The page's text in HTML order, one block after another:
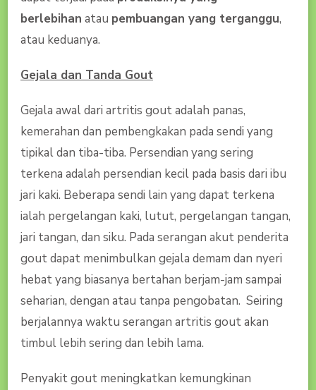
berlebihan atau pembuangan yang terganggu,
atau keduanya.
Gejala dan Tanda Gout
Gejala awal dari artritis gout adalah panas,
kemerahan dan pembengkakan pada sendi yang
tipikal dan tiba-tiba. Persendian yang sering
terkena adalah persendian kecil pada basis dari ibu
jari kaki. Beberapa sendi lain yang dapat terkena
ialah pergelangan kaki, lutut, pergelangan tangan,
jari tangan, dan siku. Pada serangan akut penderita
gout dapat menimbulkan gejala demam dan nyeri
hebat yang biasanya bertahan berjam-jam sampai
seharian, dengan atau tanpa pengobatan. Seiring
berjalannya waktu serangan artritis gout akan
timbul lebih sering dan lebih lama.
Penyakit gout meningkatkan kemungkinan